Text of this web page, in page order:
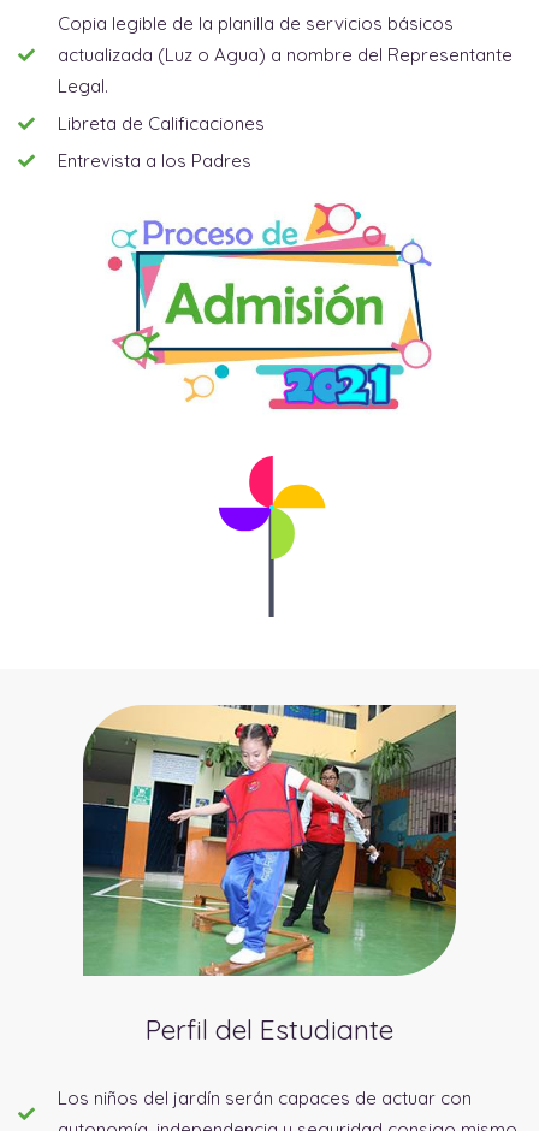
Copia legible de la planilla de servicios básicos
actualizada (Luz o Agua) a nombre del Representante
Legal.
Libreta de Calificaciones
Entrevista a los Padres
Perfil del Estudiante
Los niños del jardín serán capaces de actuar con